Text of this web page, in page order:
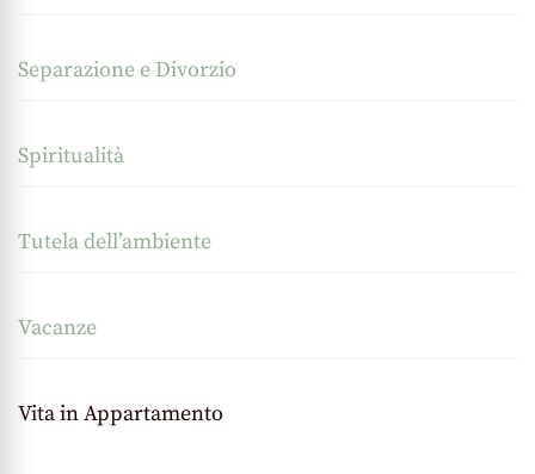
Separazione e Divorzio
Spiritualità
Tutela dell’ambiente
Vacanze
Vita in Appartamento